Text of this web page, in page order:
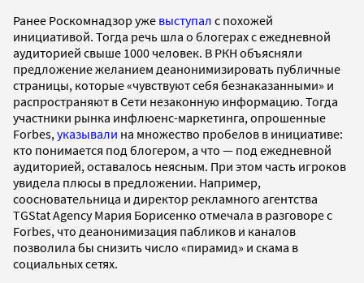
Ранее Роскомнадзор уже выступал с похожей
инициативой. Тогда речь шла о блогерах с ежедневной
аудиторией свыше 1000 человек. В РКН объясняли
предложение желанием деанонимизировать публичные
страницы, которые «чувствуют себя безнаказанными» и
распространяют в Сети незаконную информацию. Тогда
участники рынка инфлюенс-маркетинга, опрошенные
Forbes, указывали на множество пробелов в инициативе:
кто понимается под блогером, а что — под ежедневной
аудиторией, оставалось неясным. При этом часть игроков
увидела плюсы в предложении. Например,
соосновательница и директор рекламного агентства
TGStat Agency Мария Борисенко отмечала в разговоре с
Forbes, что деанонимизация пабликов и каналов
позволила бы снизить число «пирамид» и скама в
социальных сетях.